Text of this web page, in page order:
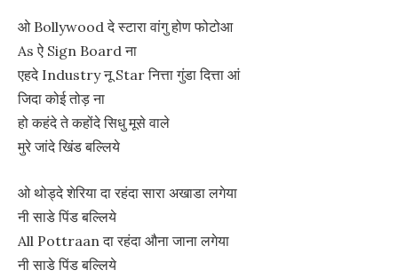
ओ Bollywood दे स्टारा वांगु होण फोटोआ
As ऐ Sign Board ना
एहदे Industry नू Star नित्ता गुंडा दित्ता आं
जिदा कोई तोड़ ना
हो कहंदे ते कहोंदे सिधु मूसे वाले
मुरे जांदे खिंड बल्लिये
ओ थोड्दे शेरिया दा रहंदा सारा अखाडा लगेया
नी साडे पिंड बल्लिये
All Pottraan दा रहंदा औना जाना लगेया
नी साडे पिंड बल्लिये